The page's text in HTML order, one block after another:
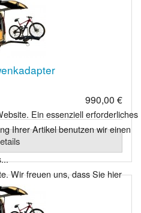
990,00 €
Ein essenziell erforderliches
Ihrer Artikel benutzen wir einen
Wir freuen uns, dass Sie hier